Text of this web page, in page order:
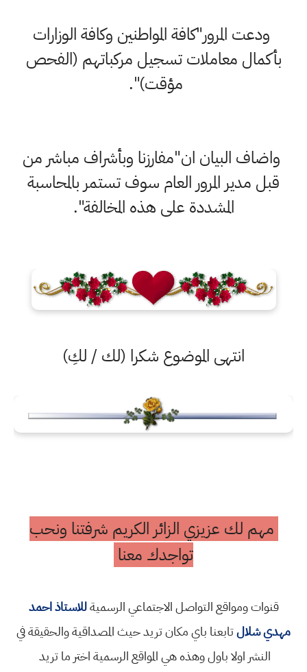
ودعت المرور"كافة المواطنين وكافة الوزارات
بأكمال معاملات تسجيل مركباتهم (الفحص
مؤقت)".
واضاف البيان ان"مفارزنا وبأشراف مباشر من
قبل مدير المرور العام سوف تستمر بالمحاسبة
المشددة على هذه المخالفة".
انتهى الموضوع شكرا (لك / لكِ)
مهم لك عزيزي الزائر الكريم شرفتنا ونحب
تواجدك معنا
قنوات ومواقع التواصل الاجتماعي الرسميةللاستاذ احمد
مهدي شلالتابعنا باي مكان تريد حيث المصداقية والحقيقة في
النشر اولا باول وهذه هي المواقع الرسمية اختر ما تريد